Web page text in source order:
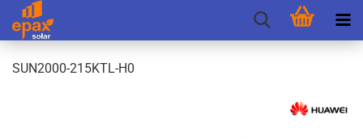
SUN2000-​215KTL-H0